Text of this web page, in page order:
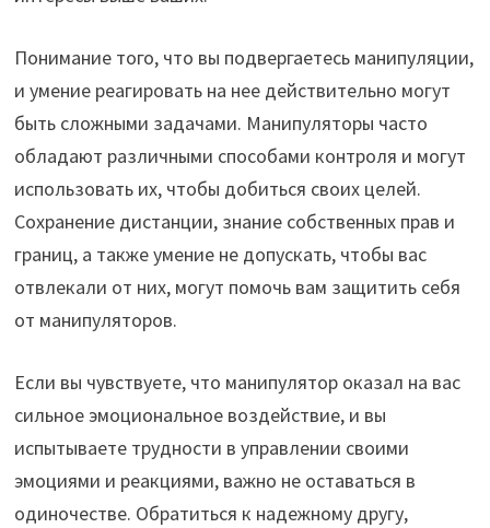
Понимание того, что вы подвергаетесь манипуляции,
и умение реагировать на нее действительно могут
быть сложными задачами. Манипуляторы часто
обладают различными способами контроля и могут
использовать их, чтобы добиться своих целей.
Сохранение дистанции, знание собственных прав и
границ, а также умение не допускать, чтобы вас
отвлекали от них, могут помочь вам защитить себя
от манипуляторов.
Если вы чувствуете, что манипулятор оказал на вас
сильное эмоциональное воздействие, и вы
испытываете трудности в управлении своими
эмоциями и реакциями, важно не оставаться в
одиночестве. Обратиться к надежному другу,